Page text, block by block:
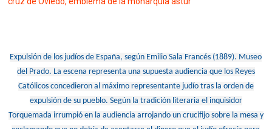
Expulsión de los judíos de España, según Emilio Sala Francés (1889). Museo
del Prado. La escena representa una supuesta audiencia que los Reyes
Católicos concedieron al máximo representante judío tras la orden de
expulsión de su pueblo. Según la tradición literaria el inquisidor
Torquemada irrumpió en la audiencia arrojando un crucifijo sobre la mesa y